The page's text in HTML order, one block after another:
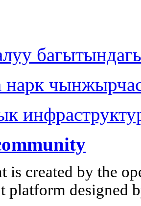
is created by the
platform designed